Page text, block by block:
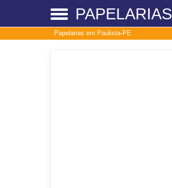
PAPELARIAS
Papelarias em Paulista-PE